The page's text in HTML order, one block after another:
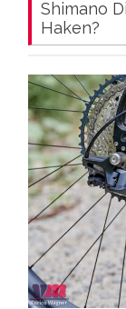
Shimano
Haken?